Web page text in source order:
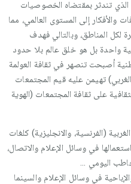
الذي تندثر بمقتضاه الخصوصيات
والأفكار إلى المستوى العالمي، مما
لكل المناطق، وبالتالي فهدف
واحدة بل هو خلق عالم بلا حدود
أصبحت تنصهر في ثقافة العولمة
تهيمن عليه قيم المجتمعات
على ثقافة المجتمعات (الهوية
(الفرنسية، والانجليزية) كلغات
في وسائل الإعلام والاتصال،
اليومي ...
في وسائل الإعلام والسينما